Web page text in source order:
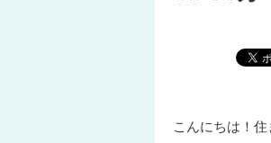
こんにちは！住